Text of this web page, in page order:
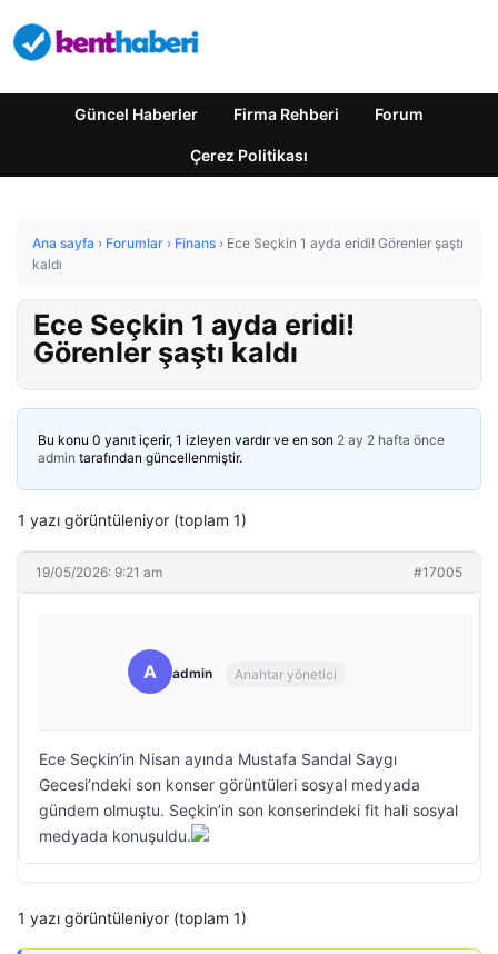
Güncel Haberler Firma Rehberi Forum
Çerez Politikası
Ana sayfa › Forumlar › Finans › Ece Seçkin 1 ayda eridi! Görenler şaştı
kaldı
Ece Seçkin 1 ayda eridi!
Görenler şaştı kaldı
Bu konu 0 yanıt içerir, 1 izleyen vardır ve en son 2 ay 2 hafta önce
admin tarafından güncellenmiştir.
1 yazı görüntüleniyor (toplam 1)
19/05/2026: 9:21 am #17005
A admin Anahtar yönetici
Ece Seçkin’in Nisan ayında Mustafa Sandal Saygı
Gecesi’ndeki son konser görüntüleri sosyal medyada
gündem olmuştu. Seçkin’in son konserindeki fit hali sosyal
medyada konuşuldu.
1 yazı görüntüleniyor (toplam 1)